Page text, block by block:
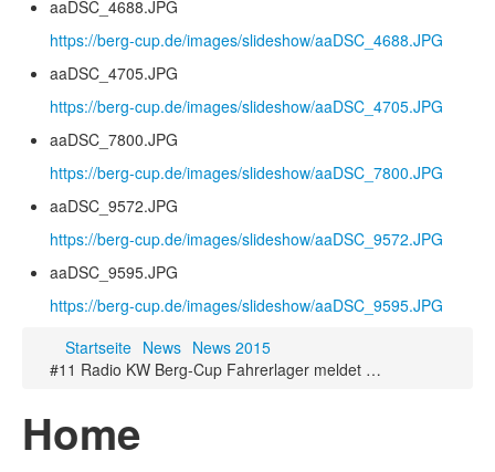
aaDSC_4688.JPG
https://berg-cup.de/images/slideshow/aaDSC_4688.JPG
aaDSC_4705.JPG
https://berg-cup.de/images/slideshow/aaDSC_4705.JPG
aaDSC_7800.JPG
https://berg-cup.de/images/slideshow/aaDSC_7800.JPG
aaDSC_9572.JPG
https://berg-cup.de/images/slideshow/aaDSC_9572.JPG
aaDSC_9595.JPG
https://berg-cup.de/images/slideshow/aaDSC_9595.JPG
Startseite News News 2015
#11 Radio KW Berg-Cup Fahrerlager meldet …
Home